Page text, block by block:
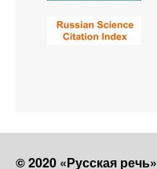
© 2020 «Русская речь»